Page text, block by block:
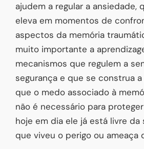
ajudem a regular a ansiedade,
eleva em momentos de
aspectos da memória
muito importante a
mecanismos que regulem a
segurança e que se construa
que o medo associado à
não é necessário para
hoje em dia ele já está livre da
que viveu o perigo ou ameaça